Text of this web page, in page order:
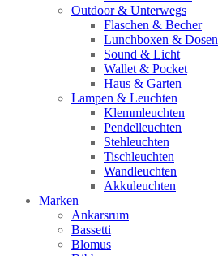
Outdoor & Unterwegs
Flaschen & Becher
Lunchboxen & Dosen
Sound & Licht
Wallet & Pocket
Haus & Garten
Lampen & Leuchten
Klemmleuchten
Pendelleuchten
Stehleuchten
Tischleuchten
Wandleuchten
Akkuleuchten
Marken
Ankarsrum
Bassetti
Blomus